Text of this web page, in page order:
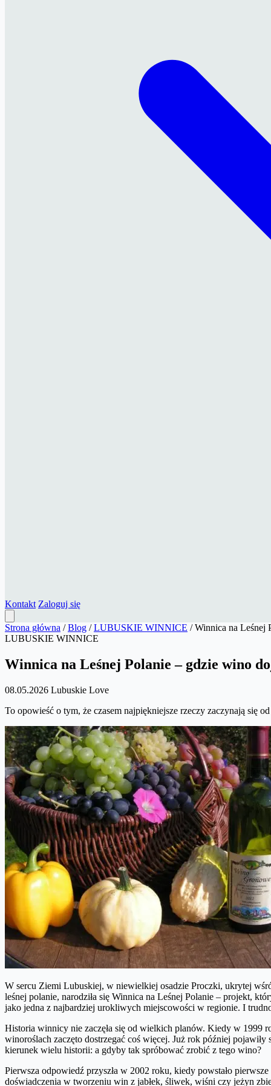
Kontakt Zaloguj się
Strona główna / Blog / LUBUSKIE WINNICE / Winnica na Leśnej
LUBUSKIE WINNICE
Winnica na Leśnej Polanie – gdzie wino
08.05.2026 Lubuskie Love
To opowieść o tym, że czasem najpiękniejsze rzeczy zaczynają się od
W sercu Ziemi Lubuskiej, w niewielkiej osadzie Proczki, ukrytej
leśnej polanie, narodziła się Winnica na Leśnej Polanie – projekt,
jako jedna z najbardziej urokliwych miejscowości w regionie. I
Historia winnicy nie zaczęła się od wielkich planów. Kiedy w 1999
winoroślach zaczęto dostrzegać coś więcej. Już rok później
kierunek wielu historii: a gdyby tak spróbować zrobić z tego wino?
Pierwsza odpowiedź przyszła w 2002 roku, kiedy powstało
doświadczenia w tworzeniu win z jabłek, śliwek, wiśni czy jeżyn